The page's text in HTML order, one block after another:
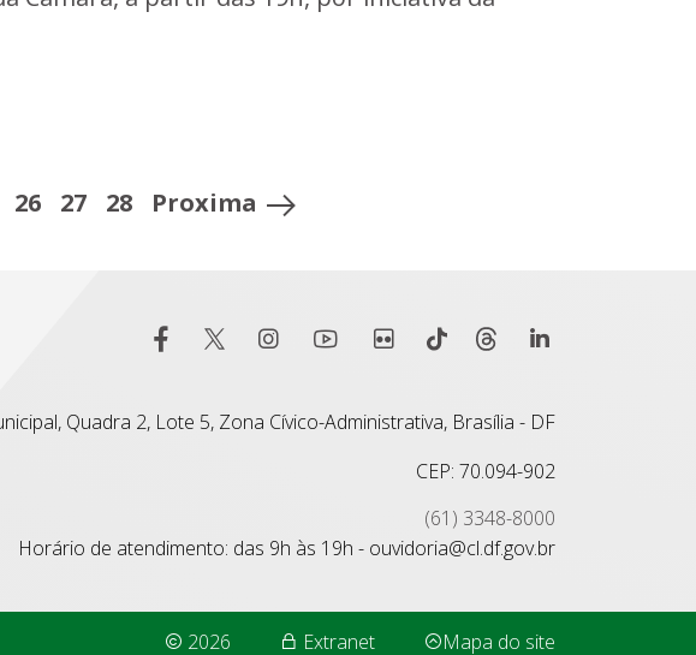
26 27 28 Proxima
Quadra 2, Lote 5, Zona Cívico-Administrativa, Brasília - DF
CEP: 70.094-902
(61) 3348-8000
Horário de atendimento: das 9h às 19h - ouvidoria@cl.df.gov.br
2026 Extranet Mapa do site